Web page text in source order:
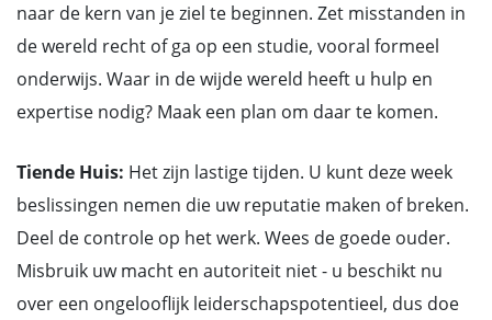
naar de kern van je ziel te beginnen. Zet misstanden in
de wereld recht of ga op een studie, vooral formeel
onderwijs. Waar in de wijde wereld heeft u hulp en
expertise nodig? Maak een plan om daar te komen.
Tiende Huis: Het zijn lastige tijden. U kunt deze week
beslissingen nemen die uw reputatie maken of breken.
Deel de controle op het werk. Wees de goede ouder.
Misbruik uw macht en autoriteit niet - u beschikt nu
over een ongelooflijk leiderschapspotentieel, dus doe